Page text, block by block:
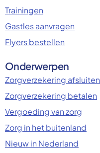
Trainingen
Gastles aanvragen
Flyers bestellen
Onderwerpen
Zorgverzekering afsluiten
Zorgverzekering betalen
Vergoeding van zorg
Zorg in het buitenland
Nieuw in Nederland